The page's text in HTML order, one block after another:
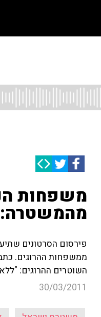
משפחות
מהמשטרה:
פירסום הסרטונים
השוטרים ההרוגים:
30/03/2011